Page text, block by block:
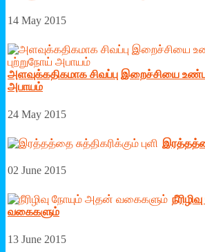
14 May 2015
அளவுக்கதிகமாக சிவப்பு இறைச்சியை
அபாயம்
24 May 2015
02 June 2015
வகைகளும்
13 June 2015